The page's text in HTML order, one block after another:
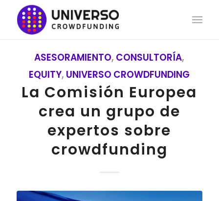
ASESORAMIENTO, CONSULTORÍA,
EQUITY, UNIVERSO CROWDFUNDING
La Comisión Europea
crea un grupo de
expertos sobre
crowdfunding